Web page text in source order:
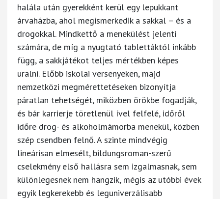
halála után gyerekként kerül egy lepukkant
árvaházba, ahol megismerkedik a sakkal – és a
drogokkal. Mindkettő a menekülést jelenti
számára, de míg a nyugtató tablettáktól inkább
függ, a sakkjátékot teljes mértékben képes
uralni. Előbb iskolai versenyeken, majd
nemzetközi megmérettetéseken bizonyítja
páratlan tehetségét, miközben örökbe fogadják,
és bár karrierje töretlenül ível felfelé, időről
időre drog- és alkoholmámorba menekül, közben
szép csendben felnő. A szinte mindvégig
lineárisan elmesélt, bildungsroman-szerű
cselekmény első hallásra sem izgalmasnak, sem
különlegesnek nem hangzik, mégis az utóbbi évek
egyik legkerekebb és leguniverzálisabb